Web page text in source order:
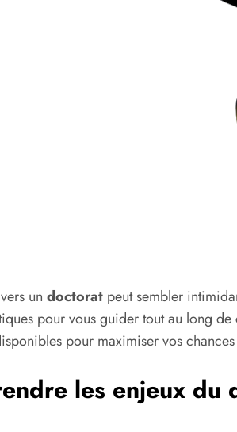
un doctorat peut sembler
pour vous guider tout au long
pour maximiser vos
les enjeux du